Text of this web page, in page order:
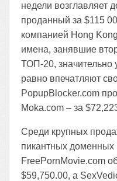
недели возглавляет
проданный за $115
компанией Hong
имена, занявшие
ТОП-20, значительно
равно впечатляют
PopupBlocker.com
Moka.com – за
Среди крупных
пикантных доменных
FreePornMovie.com
$59,750.00, а